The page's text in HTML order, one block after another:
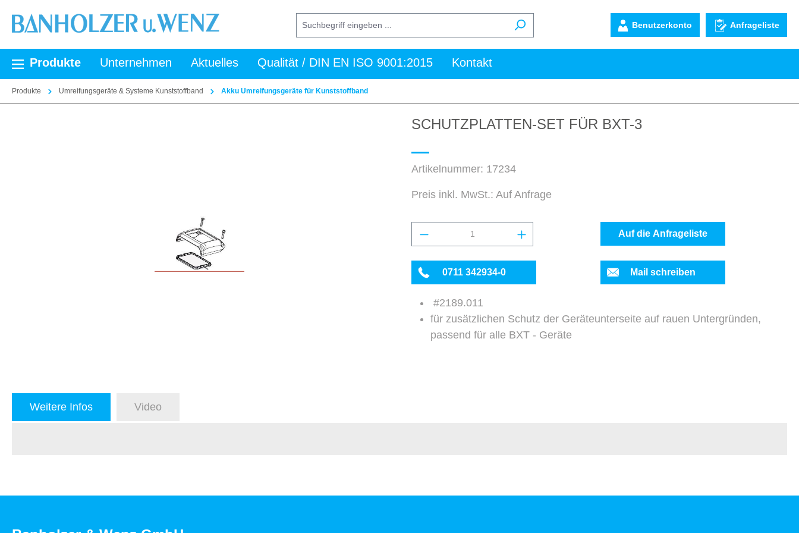
Zur Hauptnavigation springen
Benutzerkonto Anfrageliste
Produkte Unternehmen Aktuelles Qualität / DIN EN ISO 9001:2015 Kontakt
Produkte Umreifungsgeräte & Systeme Kunststoffband Akku Umreifungsgeräte für Kunststoffband
SCHUTZPLATTEN-SET FÜR BXT-3
Artikelnummer: 17234
Preis inkl. MwSt.: Auf Anfrage
Produkt Anzahl: Gib den gewünschten Wert ein oder
Auf die Anfrageliste
0711 342934-0 Mail schreiben
#2189.011
für zusätzlichen Schutz der Geräteunterseite auf rauen Untergründen,
passend für alle BXT - Geräte
Weitere Infos Video